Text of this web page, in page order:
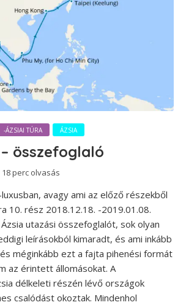
-ÁZSIAI TÚRA ÁZSIA
összefoglaló
18 perc olvasás
avagy ami az előző részekből
10. rész 2018.12.18. -2019.01.08.
utazási összefoglalót, sok olyan
leírásokból kimaradt, és ami inkább
méginkább ezt a fajta pihenési formát
az érintett állomásokat. A
délkeleti részén lévő országok
csalódást okoztak. Mindenhol